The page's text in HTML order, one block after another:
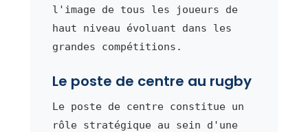
l'image de tous les joueurs de
haut niveau évoluant dans les
grandes compétitions.
Le poste de centre au rugby
Le poste de centre constitue un
rôle stratégique au sein d'une